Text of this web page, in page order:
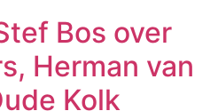
Bos over
Herman van
Kolk